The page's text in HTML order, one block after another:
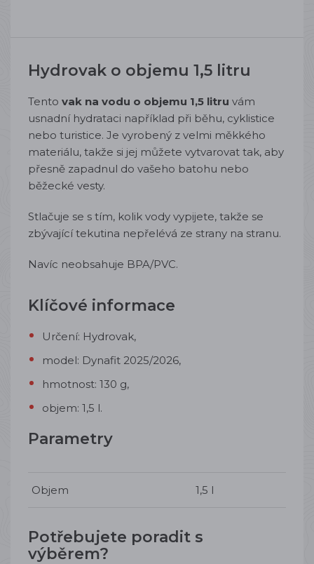
Hydrovak o objemu 1,5 litru
Tento vak na vodu o objemu 1,5 litru vám
usnadní hydrataci například při běhu, cyklistice
nebo turistice. Je vyrobený z velmi měkkého
materiálu, takže si jej můžete vytvarovat tak, aby
přesně zapadnul do vašeho batohu nebo
běžecké vesty.
Stlačuje se s tím, kolik vody vypijete, takže se
zbývající tekutina nepřelévá ze strany na stranu.
Navíc neobsahuje BPA/PVC.
Klíčové informace
Určení: Hydrovak,
model: Dynafit 2025/2026,
hmotnost: 130 g,
objem: 1,5 l.
Parametry
Objem 1,5 l
Potřebujete poradit s
výběrem?